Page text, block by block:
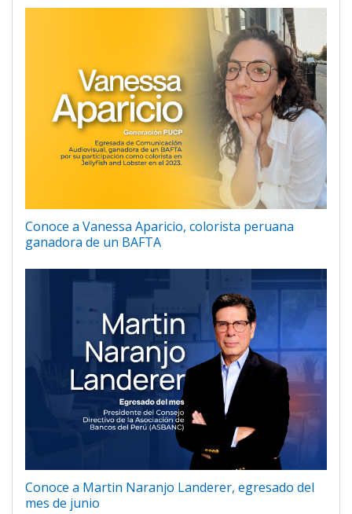
Conoce a Vanessa Aparicio, colorista peruana
ganadora de un BAFTA
Conoce a Martin Naranjo Landerer, egresado del
mes de junio